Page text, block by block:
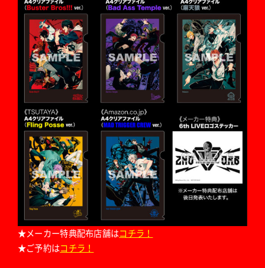
★メーカー特典配布店舗はコチラ！
★ご予約はコチラ！